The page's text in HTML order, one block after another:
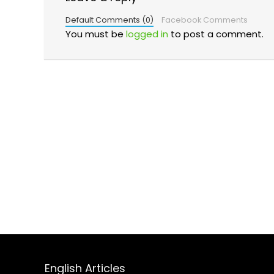
Default Comments (0) Facebook Comments
You must be logged in to post a comment.
English Articles